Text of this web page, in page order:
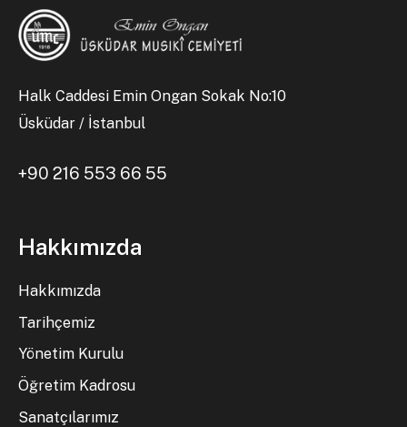
Halk Caddesi Emin Ongan Sokak No:10
Üsküdar / İstanbul
+90 216 553 66 55
Hakkımızda
Hakkımızda
Tarihçemiz
Yönetim Kurulu
Öğretim Kadrosu
Sanatçılarımız